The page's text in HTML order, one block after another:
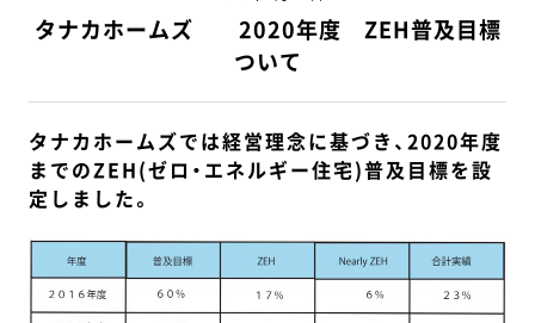
タナカホームズ 2020年度 ZEH普及目標
ついて
タナカホームズでは経営理念に基づき、2020年度
までのZEH(ゼロ・エネルギー住宅)普及目標を設
定しました。